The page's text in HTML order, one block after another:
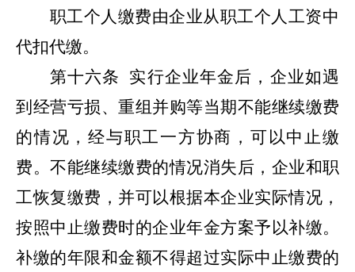
职工个人缴费由企业从职工个人工资中
代扣代缴。
第十六条
实行企业年金后，企业如遇
到经营亏损、重组并购等当期不能继续缴费
的情况，经与职工一方协商，可以中止缴
费。不能继续缴费的情况消失后，企业和职
工恢复缴费，并可以根据本企业实际情况，
按照中止缴费时的企业年金方案予以补缴。
补缴的年限和金额不得超过实际中止缴费的